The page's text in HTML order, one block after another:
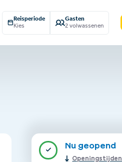
Reisperiode
Kies
Gasten
2 volwassenen
Nu geopend
Openingstijden